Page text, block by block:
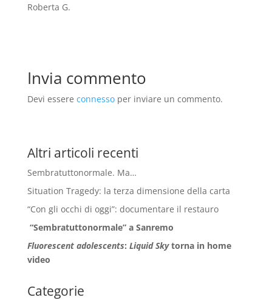
Roberta G.
Invia commento
Devi essere connessoper inviare un commento.
Altri articoli recenti
Sembratuttonormale. Ma…
Situation Tragedy: la terza dimensione della carta
“Con gli occhi di oggi”: documentare il restauro
“Sembratuttonormale” a Sanremo
Fluorescent adolescents: Liquid Skytorna in home
video
Categorie